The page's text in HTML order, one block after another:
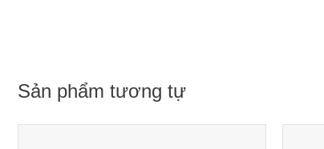
Sản phẩm tương tự